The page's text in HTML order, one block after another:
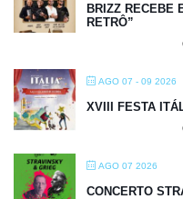
BRIZZ RECEBE
RETRÔ”
AGO 07 - 09 2026
XVIII FESTA
AGO 07 2026
CONCERTO